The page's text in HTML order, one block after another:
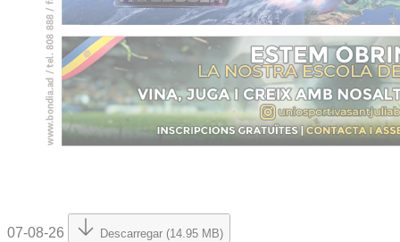
07-08-26 Descarregar (14.95 MB)